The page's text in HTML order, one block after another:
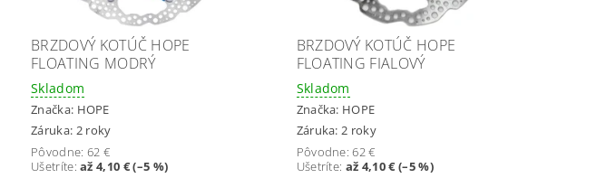
BRZDOVÝ KOTÚČ HOPE
FLOATING MODRÝ
Skladom
Značka: HOPE
Záruka: 2 roky
Pôvodne: 62 €
Ušetríte:až 4,10 € (–5 %)
BRZDOVÝ KOTÚČ HOPE
FLOATING FIALOVÝ
Skladom
Značka: HOPE
Záruka: 2 roky
Pôvodne:62 €
Ušetríte: až 4,10 € (–5 %)